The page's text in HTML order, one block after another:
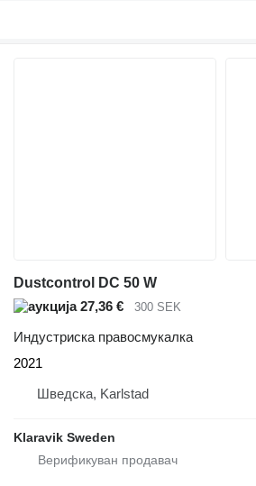
Dustcontrol DC 50 W
27,36 €
300 SEK
Индустриска правосмукалка
2021
Шведска, Karlstad
Klaravik Sweden